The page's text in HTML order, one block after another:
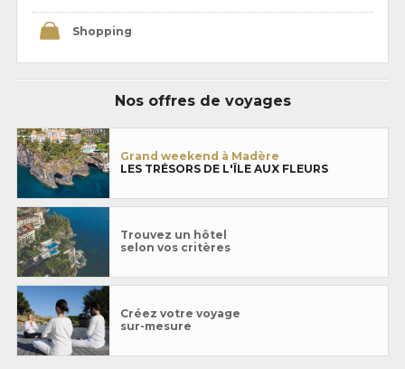
Shopping
Nos offres de voyages
Grand weekend à Madère
LES TRÉSORS DE L'ÎLE AUX FLEURS
Trouvez un hôtel
selon vos critères
Créez votre voyage
sur-mesure